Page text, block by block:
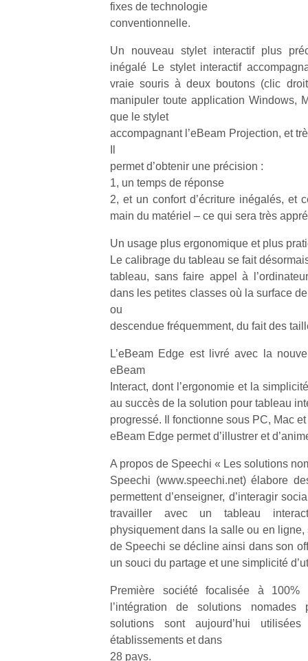
fixes de technologie
conventionnelle.
Un nouveau stylet interactif plus
inégalé Le stylet interactif
vraie souris à deux boutons (clic
manipuler toute application Windows,
que le stylet
accompagnant l’eBeam Projection, et
permet d’obtenir une précision :
1, un temps de réponse
2, et un confort d’écriture inégalés, et
main du matériel – ce qui sera très
Un usage plus ergonomique et plus
Le calibrage du tableau se fait
tableau, sans faire appel à
dans les petites classes où la surface
ou
descendue fréquemment, du fait des
L’eBeam Edge est livré avec la
eBeam
Interact, dont l’ergonomie et la
au succès de la solution pour tableau
progressé. Il fonctionne sous PC, Mac
eBeam Edge permet d’illustrer et
A propos de Speechi « Les solutions
Speechi (www.speechi.net) élabore
permettent d’enseigner, d’interagir
travailler avec un tableau
physiquement dans la salle ou en
de Speechi se décline ainsi dans son
un souci du partage et une simplicité
Première société focalisée à
l’intégration de solutions nomades
solutions sont aujourd’hui
établissements et dans
28 pays.
…
NextGen,
une
nouvelle
trottinette
Beeper
Les
enfants
débordent
souvent
d’énergie.
occupations
n’est pas
simple.
Conjuguer
divertissement,
Des
trampolines
pour les
grands et
les petits !
Durant les
vacances
estivales
et avec le
retour des
beaux
jours, c’est
rêvée
pour les
enfants